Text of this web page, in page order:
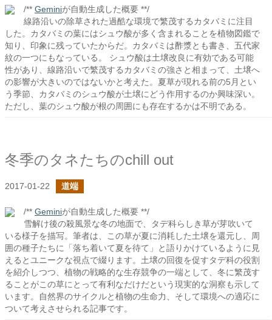
/** Geminiが自動生成した概要 **/
線路沿いの除草された過酷な環境で繁茂するカタバミに注目
した。カタバミの葉にはシュウ酸が多く含まれることを植物図鑑で
知り、印象に残っていたからだ。カタバミは酢漿とも書き、五代家
紋の一つにもなっている。 シュウ酸は土壌改良に有効である可能
性があり、線路沿いで繁茂するカタバミの強さと相まって、土壌へ
の影響が大きいのではないかと考えた。夏草が現れる前の5月とい
う季節、カタバミのシュウ酸が土壌にどう作用するのか興味深い。
ただし、葉のシュウ酸が根の周囲にも存在するかは不明である。
冬季のタネたちのchill out
2017-01-22 道端
/** Geminiが自動生成した概要 **/
雪解け後の殺風景な冬の地面で、タデ科らしき草が芽吹いて
いる様子を描写。筆者は、この草が夏に消耗した土壌を還元し、周
囲の種子たちに「落ち着いて夏を待て」と語りかけているように見
えるとユニークな視点で綴ります。土壌の回復を促すタデ科の役割
を紹介しつつ、植物の戦略的な生存競争の一端として、冬に繁茂す
ることがこの草にとって有利なだけだという現実的な洞察も示して
います。自然界のサイクルと植物の生命力、そして環境への適応に
ついて考えさせられる記事です。